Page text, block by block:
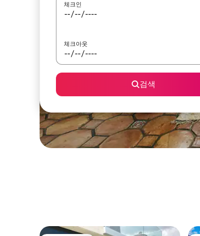
체크인
체크아웃
검색